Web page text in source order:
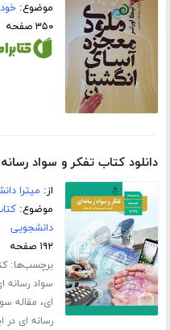
موضوع:
۳۵۰ صفحه
دانلود کتاب تفکر و سواد
از: میترا
موضوع:
دانشجویی
۱۹۲ صفحه
برچسب‌ها:
سواد رسانه
ای، مقاله
رسانه ای در